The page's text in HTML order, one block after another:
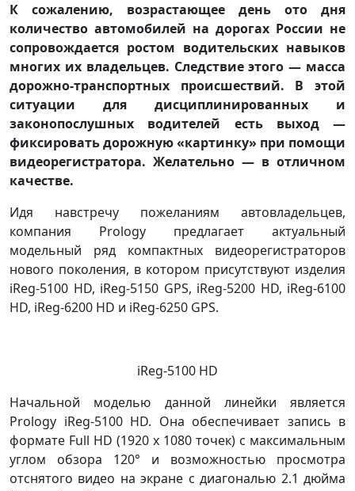
К сожалению, возрастающее день ото дня
количество автомобилей на дорогах России не
сопровождается ростом водительских навыков
многих их владельцев. Следствие этого — масса
дорожно-транспортных происшествий. В этой
ситуации для дисциплинированных и
законопослушных водителей есть выход —
фиксировать дорожную «картинку» при помощи
видеорегистратора. Желательно — в отличном
качестве.
Идя навстречу пожеланиям автовладельцев,
компания Prology предлагает актуальный
модельный ряд компактных видеорегистраторов
нового поколения, в котором присутствуют изделия
iReg-5100 HD, iReg-5150 GPS, iReg-5200 HD, iReg-6100
HD, iReg-6200 HD и iReg-6250 GPS.
iReg-5100 HD
Начальной моделью данной линейки является
Prology iReg-5100 HD. Она обеспечивает запись в
формате Full HD (1920 x 1080 точек) с максимальным
углом обзора 120° и возможностью просмотра
отснятого видео на экране с диагональю 2.1 дюйма